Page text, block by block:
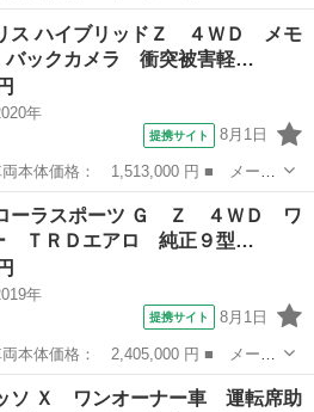
クア ■ グレード名： Ｇソフトレ
モリーナビ ＤＶＤ再生 ミュージ
ス ハイブリッドＺ ４ＷＤ メモ
ックカメラ 衝突被害軽…
年
提携サイト 8月1日
リス ■ グレード名： ハイブリッ
ックカメラ 衝突被害軽減システ
ローラスポーツ Ｇ Ｚ ４ＷＤ ワ
ＴＲＤエアロ 純正９型…
年
提携サイト 8月1日
ローラスポーツ ■ グレード名：
ＴＲＤエアロ 純正９型ナビ フル
ソ Ｘ ワンオーナー車 運転席助